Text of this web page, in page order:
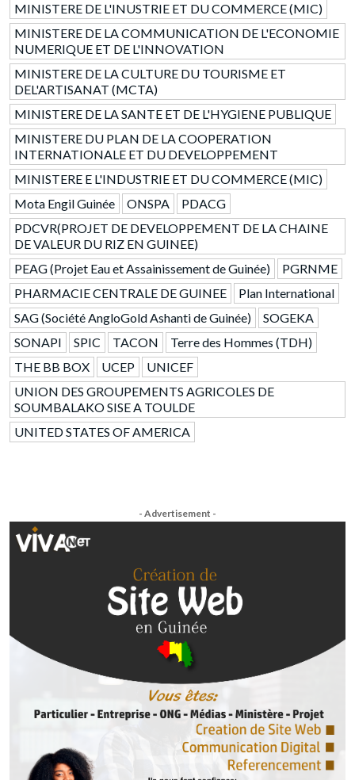
MINISTERE DE L'INUSTRIE ET DU COMMERCE (MIC)
MINISTERE DE LA COMMUNICATION DE L'ECONOMIE
NUMERIQUE ET DE L'INNOVATION
MINISTERE DE LA CULTURE DU TOURISME ET
DEL'ARTISANAT (MCTA)
MINISTERE DE LA SANTE ET DE L'HYGIENE PUBLIQUE
MINISTERE DU PLAN DE LA COOPERATION
INTERNATIONALE ET DU DEVELOPPEMENT
MINISTERE E L'INDUSTRIE ET DU COMMERCE (MIC)
Mota Engil Guinée
ONSPA
PDACG
PDCVR(PROJET DE DEVELOPPEMENT DE LA CHAINE
DE VALEUR DU RIZ EN GUINEE)
PEAG (Projet Eau et Assainissement de Guinée)
PGRNME
PHARMACIE CENTRALE DE GUINEE
Plan International
SAG (Société AngloGold Ashanti de Guinée)
SOGEKA
SONAPI
SPIC TACON
Terre des Hommes (TDH)
THE BB BOX
UCEP
UNICEF
UNION DES GROUPEMENTS AGRICOLES DE
SOUMBALAKO SISE A TOULDE
UNITED STATES OF AMERICA
- Advertisement -